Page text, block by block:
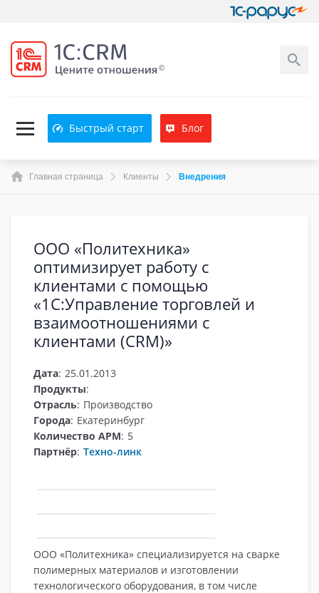
Быстрый старт Блог
Главная страница Клиенты Внедрения
ООО «Политехника»
оптимизирует работу с
клиентами с помощью
«1С:Управление торговлей и
взаимоотношениями с
клиентами (CRM)»
Дата: 25.01.2013
Продукты:
Отрасль: Производство
Города: Екатеринбург
Количество АРМ: 5
Партнёр: Техно-линк
ООО «Политехника» специализируется на сварке
полимерных материалов и изготовлении
технологического оборудования, в том числе